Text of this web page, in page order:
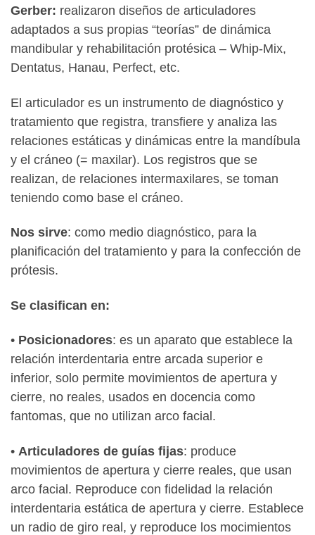
Gerber: realizaron diseños de articuladores
adaptados a sus propias “teorías” de dinámica
mandibular y rehabilitación protésica – Whip-Mix,
Dentatus, Hanau, Perfect, etc.
El articulador es un instrumento de diagnóstico y
tratamiento que registra, transfiere y analiza las
relaciones estáticas y dinámicas entre la mandíbula
y el cráneo (= maxilar). Los registros que se
realizan, de relaciones intermaxilares, se toman
teniendo como base el cráneo.
Nos sirve: como medio diagnóstico, para la
planificación del tratamiento y para la confección de
prótesis.
Se clasifican en:
• Posicionadores: es un aparato que establece la
relación interdentaria entre arcada superior e
inferior, solo permite movimientos de apertura y
cierre, no reales, usados en docencia como
fantomas, que no utilizan arco facial.
• Articuladores de guías fijas: produce
movimientos de apertura y cierre reales, que usan
arco facial. Reproduce con fidelidad la relación
interdentaria estática de apertura y cierre. Establece
un radio de giro real, y reproduce los mocimientos